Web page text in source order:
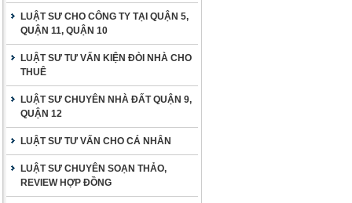
LUẬT SƯ CHO CÔNG TY TẠI QUẬN 5,
QUẬN 11, QUẬN 10
LUẬT SƯ TƯ VẤN KIỆN ĐÒI NHÀ CHO
THUÊ
LUẬT SƯ CHUYÊN NHÀ ĐẤT QUẬN 9,
QUẬN 12
LUẬT SƯ TƯ VẤN CHO CÁ NHÂN
LUẬT SƯ CHUYÊN SOẠN THẢO,
REVIEW HỢP ĐỒNG